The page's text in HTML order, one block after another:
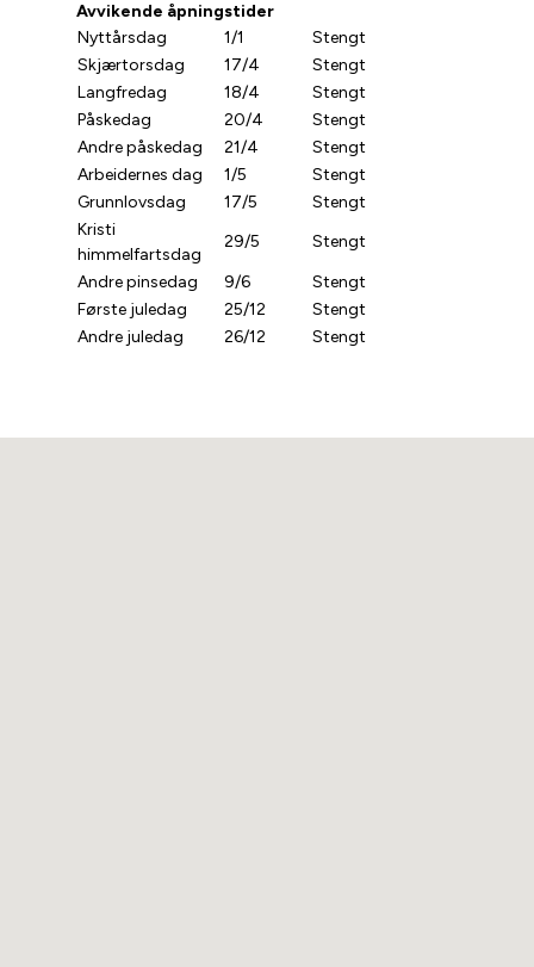
Avvikende åpningstider
Nyttårsdag
1/1
Stengt
Skjærtorsdag
17/4
Stengt
Langfredag
18/4
Stengt
Påskedag
20/4
Stengt
Andre påskedag
21/4
Stengt
Arbeidernes dag
1/5
Stengt
Grunnlovsdag
17/5
Stengt
Kristi
himmelfartsdag
29/5
Stengt
Andre pinsedag
9/6
Stengt
Første juledag
25/12
Stengt
Andre juledag
26/12 Stengt